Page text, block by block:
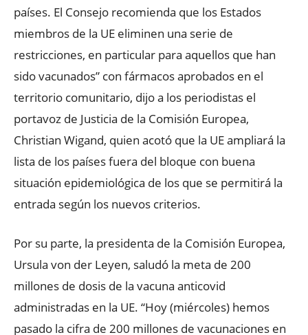
países. El Consejo recomienda que los Estados
miembros de la UE eliminen una serie de
restricciones, en particular para aquellos que han
sido vacunados” con fármacos aprobados en el
territorio comunitario, dijo a los periodistas el
portavoz de Justicia de la Comisión Europea,
Christian Wigand, quien acotó que la UE ampliará la
lista de los países fuera del bloque con buena
situación epidemiológica de los que se permitirá la
entrada según los nuevos criterios.
Por su parte, la presidenta de la Comisión Europea,
Ursula von der Leyen, saludó la meta de 200
millones de dosis de la vacuna anticovid
administradas en la UE. “Hoy (miércoles) hemos
pasado la cifra de 200 millones de vacunaciones en